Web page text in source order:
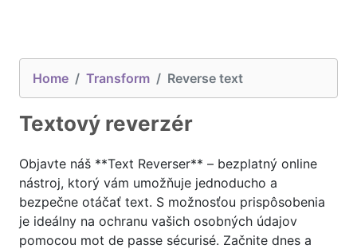
Home Transform Reverse text
Textový reverzér
Objavte náš **Text Reverser** – bezplatný online
nástroj, ktorý vám umožňuje jednoducho a
bezpečne otáčať text. S možnosťou prispôsobenia
je ideálny na ochranu vašich osobných údajov
pomocou mot de passe sécurisé. Začnite dnes a